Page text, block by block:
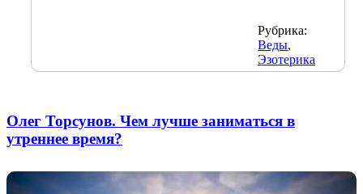
Рубрика:
Веды,
Эзотерика
Олег Торсунов. Чем лучше заниматься в
утреннее время?